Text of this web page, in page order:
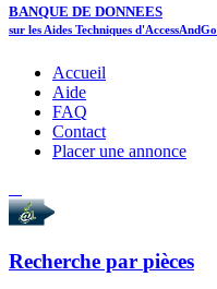
BANQUE DE DONNEES
sur les Aides Techniques d'AccessAndGo
Accueil
Aide
FAQ
Contact
Placer une annonce
Recherche par pièces